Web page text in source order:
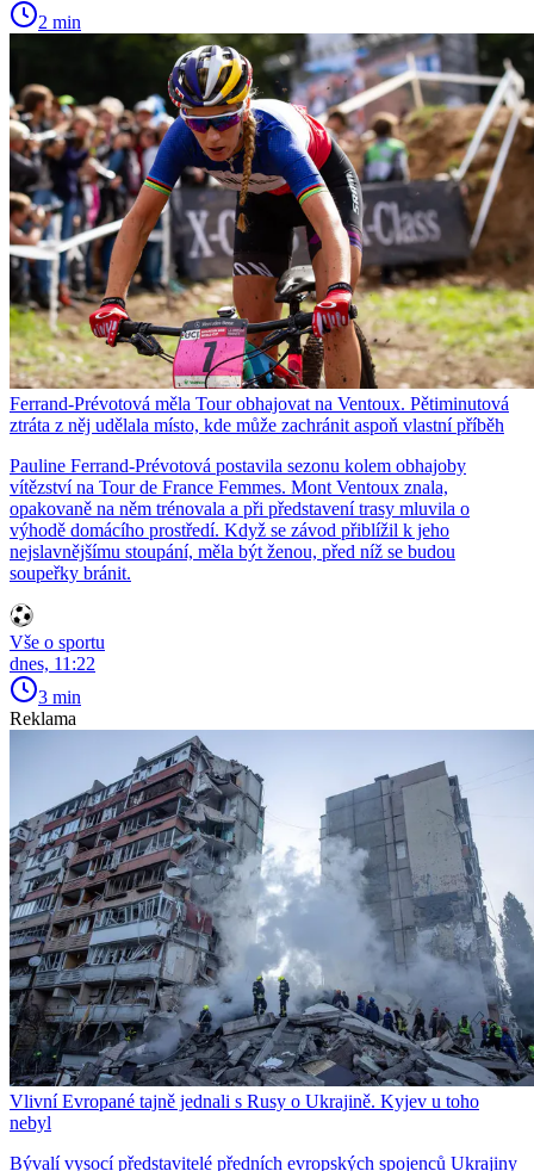
2 min
Ferrand-Prévotová měla Tour obhajovat na Ventoux. Pětiminutová
ztráta z něj udělala místo, kde může zachránit aspoň vlastní příběh
Pauline Ferrand-Prévotová postavila sezonu kolem obhajoby
vítězství na Tour de France Femmes. Mont Ventoux znala,
opakovaně na něm trénovala a při představení trasy mluvila o
výhodě domácího prostředí. Když se závod přiblížil k jeho
nejslavnějšímu stoupání, měla být ženou, před níž se budou
soupeřky bránit.
Vše o sportu
dnes, 11:22
3 min
Reklama
Vlivní Evropané tajně jednali s Rusy o Ukrajině. Kyjev u toho
nebyl
Bývalí vysocí představitelé předních evropských spojenců Ukrajiny